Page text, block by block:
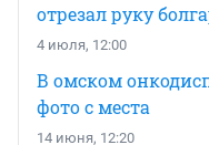
отрезал руку
4 июля, 12:00
В омском
фото с места
14 июня, 12:20